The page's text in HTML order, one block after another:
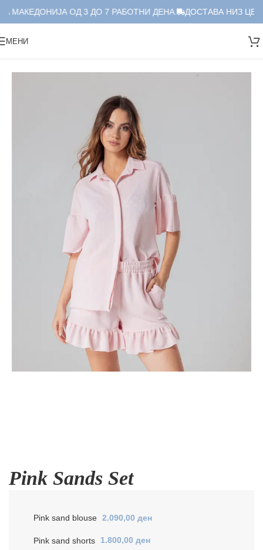
МАКЕДОНИЈА ОД 3 ДО 7 РАБОТНИ ДЕНА. ДОСТАВА НИЗ
МЕНИ
Pink Sands Set
Pink sand blouse 2.090,00 ден
Pink sand shorts 1.800,00 ден